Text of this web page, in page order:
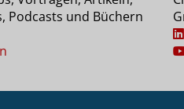
Podcasts und Büchern